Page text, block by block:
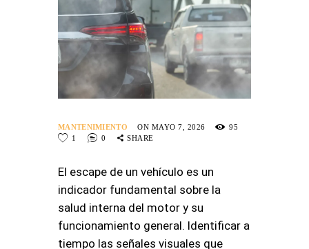
MANTENIMIENTO ON MAYO 7, 2026
95
1
0 SHARE
El escape de un vehículo es un
indicador fundamental sobre la
salud interna del motor y su
funcionamiento general. Identificar a
tiempo las señales visuales que